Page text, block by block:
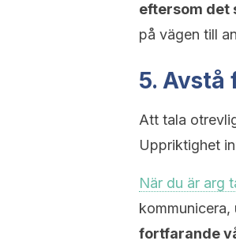
eftersom det
på vägen till
5.
Att tala
Uppriktighet
När du är arg
kommunicera,
fortfarande